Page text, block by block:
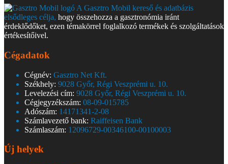
A Gasztro Mobil kereső és adatbázis
elsődleges célja, hogy összehozza a gasztronómia iránt
érdeklődőket, ezen témakörrel foglalkozó termékek és szolgáltatások
értékesítőivel.
Cégadatok
Cégnév: Gasztro Net Kft.
Székhely: 9028 Győr, Régi Veszprémi u. 10.
Levelezési cím: 9028 Győr, Régi Veszprémi u. 10.
Cégjegyzékszám: 08-09-015785
Adószám: 14171341-2-08
Számlavezető bank: Raiffeisen Bank
Számlaszám: 12096729-00346100-00100003
Új helyek